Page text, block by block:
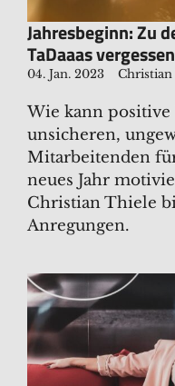
Jahresbeginn: Zu
TaDaaas vergessen
04. Jan. 2023
Wie kann
unsicheren,
Mitarbeitenden
neues Jahr
Christian Thiele
Anregungen.